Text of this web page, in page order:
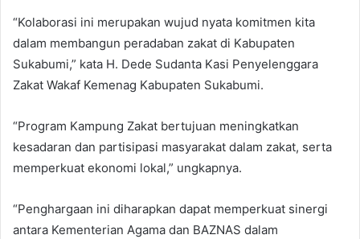
“Kolaborasi ini merupakan wujud nyata komitmen kita
dalam membangun peradaban zakat di Kabupaten
Sukabumi,” kata H. Dede Sudanta Kasi Penyelenggara
Zakat Wakaf Kemenag Kabupaten Sukabumi.
“Program Kampung Zakat bertujuan meningkatkan
kesadaran dan partisipasi masyarakat dalam zakat, serta
memperkuat ekonomi lokal,” ungkapnya.
“Penghargaan ini diharapkan dapat memperkuat sinergi
antara Kementerian Agama dan BAZNAS dalam